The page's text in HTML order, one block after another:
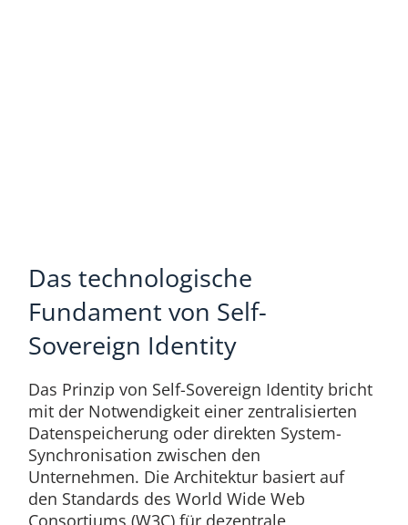
Das technologische
Fundament von Self-
Sovereign Identity
Das Prinzip von Self-Sovereign Identity bricht
mit der Notwendigkeit einer zentralisierten
Datenspeicherung oder direkten System-
Synchronisation zwischen den
Unternehmen. Die Architektur basiert auf
den Standards des World Wide Web